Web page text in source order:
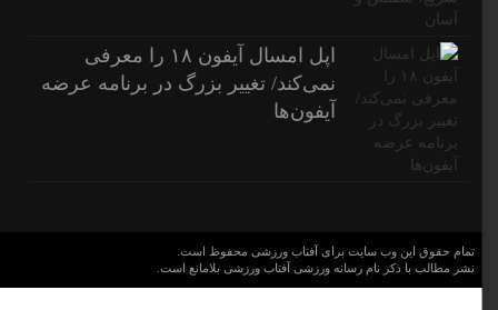
اپل امسال آیفون ۱۸ را معرفی
نمی‌کند/ تغییر بزرگ در برنامه عرضه
آیفون‌ها
تمام حقوق این وب سایت برای آفتاب ورزشی محفوظ است.
نشر مطالب با ذکر نام رسانه ورزشی آفتاب ورزشی بلامانع است.